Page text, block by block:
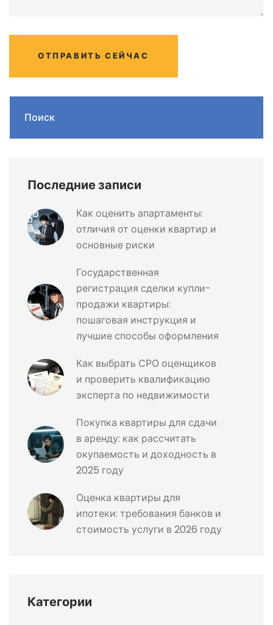
ОТПРАВИТЬ СЕЙЧАС
Поиск
Последние записи
Как оценить апартаменты:
отличия от оценки квартир и
основные риски
Государственная
регистрация сделки купли-
продажи квартиры:
пошаговая инструкция и
лучшие способы оформления
Как выбрать СРО оценщиков
и проверить квалификацию
эксперта по недвижимости
Покупка квартиры для сдачи
в аренду: как рассчитать
окупаемость и доходность в
2025 году
Оценка квартиры для
ипотеки: требования банков и
стоимость услуги в 2026 году
Категории